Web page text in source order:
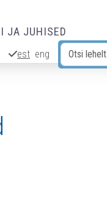
JA JUHISED
est eng